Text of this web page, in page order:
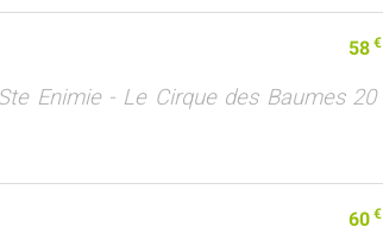
58 €
Ste Enimie - Le Cirque des Baumes 20
60 €